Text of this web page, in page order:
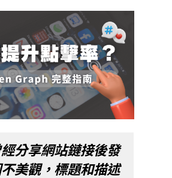
分享網站鏈接後發
美觀，標題和描述